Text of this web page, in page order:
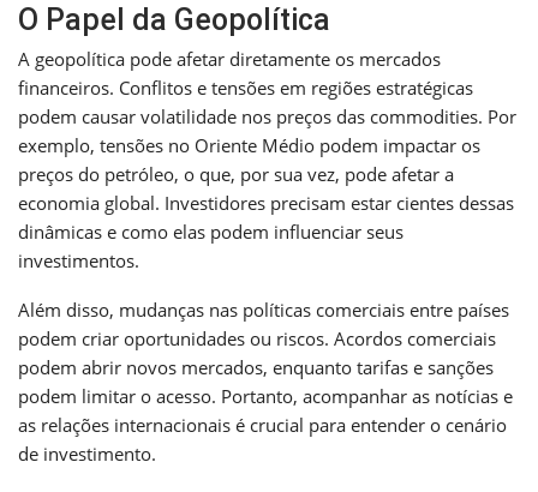
O Papel da Geopolítica
A geopolítica pode afetar diretamente os mercados
financeiros. Conflitos e tensões em regiões estratégicas
podem causar volatilidade nos preços das commodities. Por
exemplo, tensões no Oriente Médio podem impactar os
preços do petróleo, o que, por sua vez, pode afetar a
economia global. Investidores precisam estar cientes dessas
dinâmicas e como elas podem influenciar seus
investimentos.
Além disso, mudanças nas políticas comerciais entre países
podem criar oportunidades ou riscos. Acordos comerciais
podem abrir novos mercados, enquanto tarifas e sanções
podem limitar o acesso. Portanto, acompanhar as notícias e
as relações internacionais é crucial para entender o cenário
de investimento.